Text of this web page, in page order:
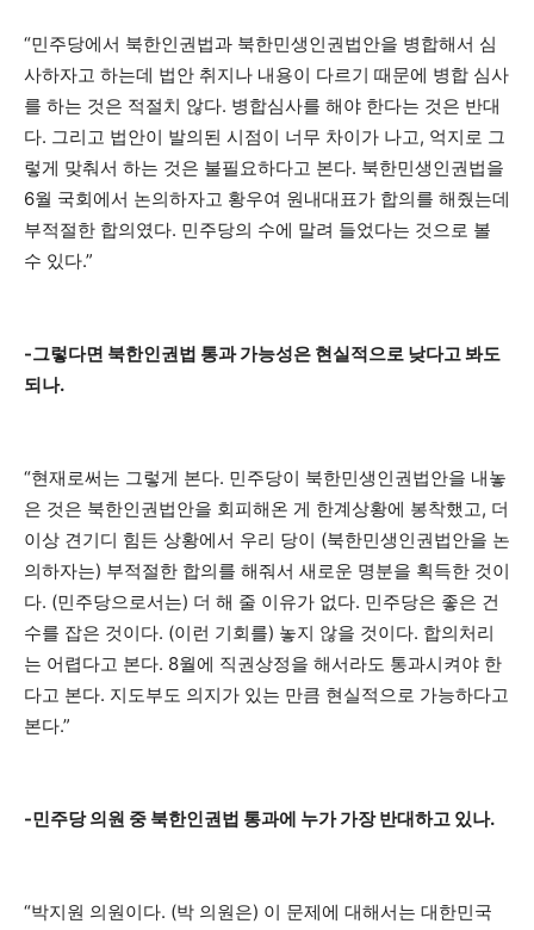
“민주당에서 북한인권법과 북한민생인권법안을 병합해서 심
사하자고 하는데 법안 취지나 내용이 다르기 때문에 병합 심사
를 하는 것은 적절치 않다. 병합심사를 해야 한다는 것은 반대
다. 그리고 법안이 발의된 시점이 너무 차이가 나고, 억지로 그
렇게 맞춰서 하는 것은 불필요하다고 본다. 북한민생인권법을
6월 국회에서 논의하자고 황우여 원내대표가 합의를 해줬는데
부적절한 합의였다. 민주당의 수에 말려 들었다는 것으로 볼
수 있다.”
-그렇다면 북한인권법 통과 가능성은 현실적으로 낮다고 봐도
되나.
“현재로써는 그렇게 본다. 민주당이 북한민생인권법안을 내놓
은 것은 북한인권법안을 회피해온 게 한계상황에 봉착했고, 더
이상 견기디 힘든 상황에서 우리 당이 (북한민생인권법안을 논
의하자는) 부적절한 합의를 해줘서 새로운 명분을 획득한 것이
다. (민주당으로서는) 더 해 줄 이유가 없다. 민주당은 좋은 건
수를 잡은 것이다. (이런 기회를) 놓지 않을 것이다. 합의처리
는 어렵다고 본다. 8월에 직권상정을 해서라도 통과시켜야 한
다고 본다. 지도부도 의지가 있는 만큼 현실적으로 가능하다고
본다.”
-민주당 의원 중 북한인권법 통과에 누가 가장 반대하고 있나.
“박지원 의원이다. (박 의원은) 이 문제에 대해서는 대한민국